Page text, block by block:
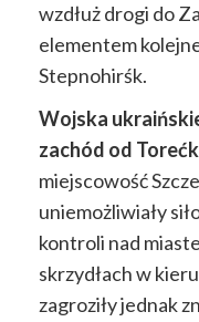
wzdłuż drogi do
elementem
Stepnohirśk.
Wojska
zachód od
miejscowość
uniemożliwiały
kontroli nad
skrzydłach w
zagroziły jednak